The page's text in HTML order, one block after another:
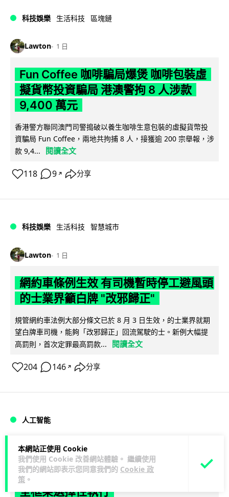
本網站正使用 Cookie
我們使用 Cookie 改善網站體驗。 繼續使用
我們的網站即表示您同意我們的 Cookie 政
策 。
科技娛樂 生活科技 區塊鏈
Lawton 1 日
Fun Coffee 咖啡騙局爆煲 咖啡包裝虛
擬貨幣投資騙局 港澳警拘 8 人涉款
9,400 萬元
香港警方聯同澳門司警搗破以養生咖啡生意包裝的虛擬貨幣投
資騙局 Fun Coffee，兩地共拘捕 8 人，接獲逾 200 宗舉報，涉
款 9,4...
閱讀全文
118 9 ↗ 分享
科技娛樂 生活科技 智慧城市
Lawton 1 日
網約車條例生效 有司機暫時停工避風頭
的士業界籲白牌 "改邪歸正"
規管網約車法例大部分條文已於 8 月 3 日生效，的士業界就期
望白牌車司機，能夠「改邪歸正」回流駕駛的士。新例大幅提
高罰則，首次定罪最高罰款...
閱讀全文
204 146 ↗ 分享
人工智能
Lawton 1 日
白宮拒測中國開放 AI 模型 業界質疑安
全框架選擇性執行